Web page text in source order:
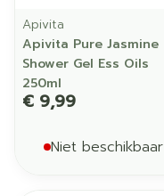
Apivita
Apivita Pure Jasmine
Shower Gel Ess Oils
250ml
€ 9,99
Niet beschikbaar